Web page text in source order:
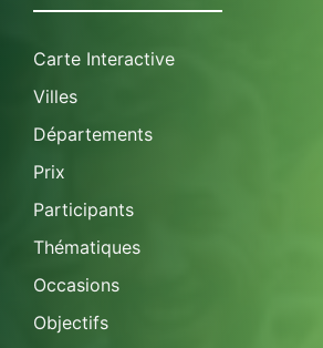
Carte Interactive
Villes
Départements
Prix
Participants
Thématiques
Occasions
Objectifs